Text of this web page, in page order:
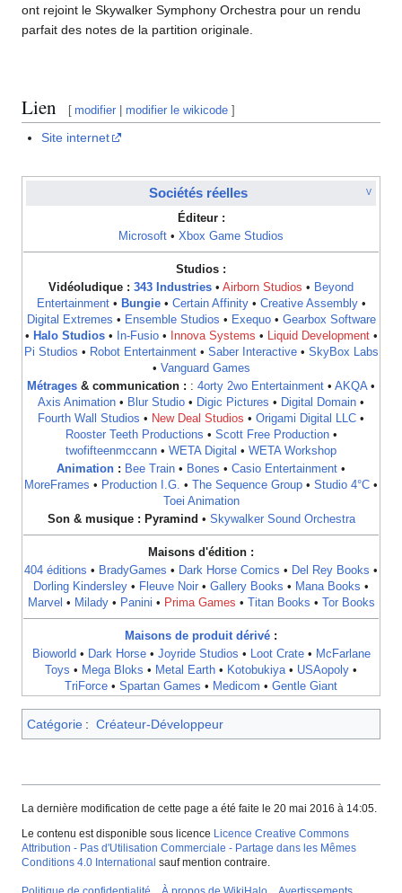
ont rejoint le Skywalker Symphony Orchestra pour un rendu
parfait des notes de la partition originale.
Lien [ modifier |modifier le wikicode ]
Site internet
V
Sociétés réelles
Éditeur :
Microsoft • Xbox Game Studios
Studios :
Vidéoludique : 343 Industries • Airborn Studios • Beyond
Entertainment• Bungie• Certain Affinity• Creative Assembly•
Digital Extremes • Ensemble Studios • Exequo• Gearbox Software
• Halo Studios• In-Fusio• Innova Systems • Liquid Development•
Pi Studios • Robot Entertainment• Saber Interactive• SkyBox Labs
• Vanguard Games
Métrages & communication : : 4orty 2wo Entertainment • AKQA•
Axis Animation • Blur Studio • Digic Pictures • Digital Domain •
Fourth Wall Studios • New Deal Studios • Origami Digital LLC •
Rooster Teeth Productions • Scott Free Production•
twofifteenmccann • WETA Digital • WETA Workshop
Animation : Bee Train • Bones • Casio Entertainment •
MoreFrames • Production I.G. • The Sequence Group • Studio 4°C •
Toei Animation
Son & musique : Pyramind • Skywalker Sound Orchestra
Maisons d'édition :
404 éditions • BradyGames • Dark Horse Comics • Del Rey Books •
Dorling Kindersley • Fleuve Noir • Gallery Books • Mana Books •
Marvel • Milady• Panini • Prima Games • Titan Books • Tor Books
Maisons de produit dérivé :
Bioworld • Dark Horse• Joyride Studios • Loot Crate• McFarlane
Toys • Mega Bloks • Metal Earth • Kotobukiya• USAopoly •
TriForce • Spartan Games • Medicom • Gentle Giant
Catégorie : Créateur-Développeur
La dernière modification de cette page a été faite le 20 mai 2016 à 14:05.
Le contenu est disponible sous licence Licence Creative Commons
Attribution - Pas d'Utilisation Commerciale - Partage dans les Mêmes
Conditions 4.0 International sauf mention contraire.